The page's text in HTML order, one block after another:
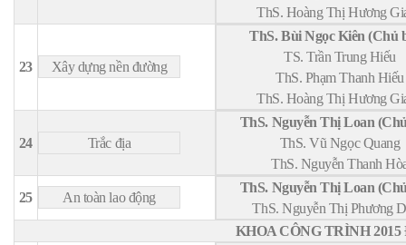
ThS. Hoàng Thị Hương
23 Xây dựng nền đường
ThS. Bùi Ngọc Kiên (Chủ
TS. Trần Trung Hiếu
ThS. Phạm Thanh Hiếu
ThS. Hoàng Thị Hương
24 Trắc địa
ThS. Nguyễn Thị Loan
ThS. Vũ Ngọc Quang
ThS. Nguyễn Thanh
25 An toàn lao động
ThS. Nguyễn Thị Loan
ThS. Nguyễn Thị Phương
KHOA CÔNG TRÌNH 2015